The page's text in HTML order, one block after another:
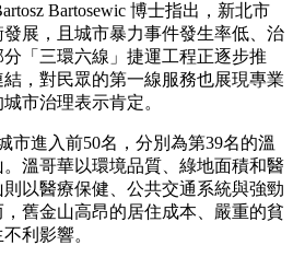
Bartosewic 博士指出，新北市
展，且城市暴力事件發生率低、治
「三環六線」捷運工程正逐步推
，對民眾的第一線服務也展現專業
市治理表示肯定。
市進入前50名，分別為第39名的溫
溫哥華以環境品質、綠地面積和醫
以醫療保健、公共交通系統與強勁
舊金山高昂的居住成本、嚴重的貧
利影響。